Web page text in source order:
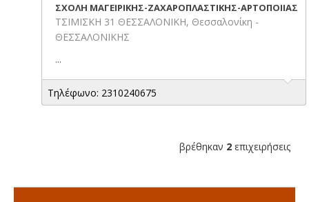
ΣΧΟΛΗ ΜΑΓΕΙΡΙΚΗΣ-ΖΑΧΑΡΟΠΛΑΣΤΙΚΗΣ-ΑΡΤΟΠΟΙΙΑΣ
ΤΣΙΜΙΣΚΗ 31 ΘΕΣΣΑΛΟΝΙΚΗ, Θεσσαλονίκη -
ΘΕΣΣΑΛΟΝΙΚΗΣ
...
Τηλέφωνο: 2310240675
βρέθηκαν 2 επιχειρήσεις